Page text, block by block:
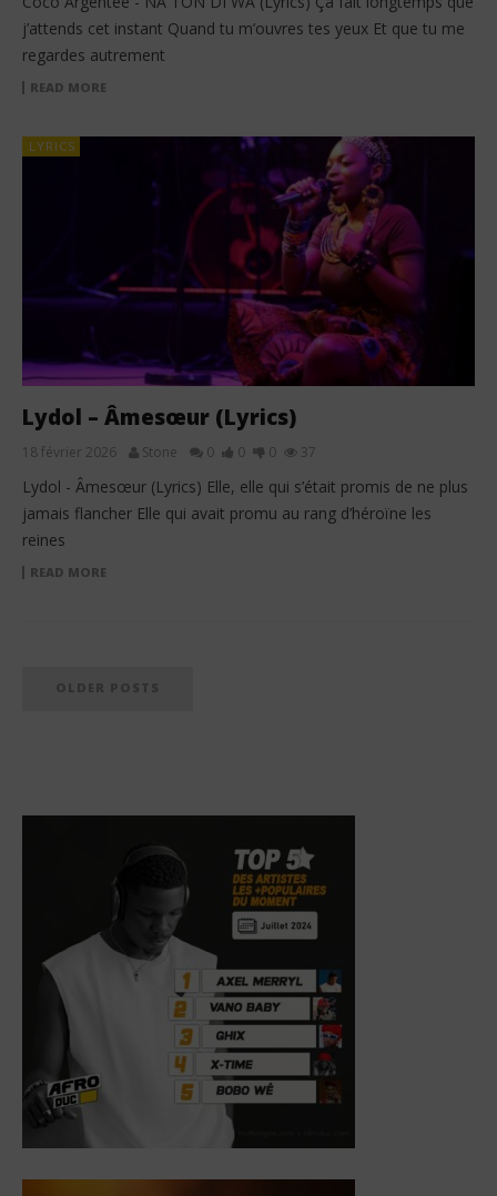
j’attends cet instant Quand tu m’ouvres tes yeux Et que tu me
regardes autrement
READ MORE
LYRICS
Lydol – Âmesœur (Lyrics)
18 février 2026 Stone 0 0 0 37
Lydol - Âmesœur (Lyrics) Elle, elle qui s’était promis de ne plus
jamais flancher Elle qui avait promu au rang d’héroïne les
reines
READ MORE